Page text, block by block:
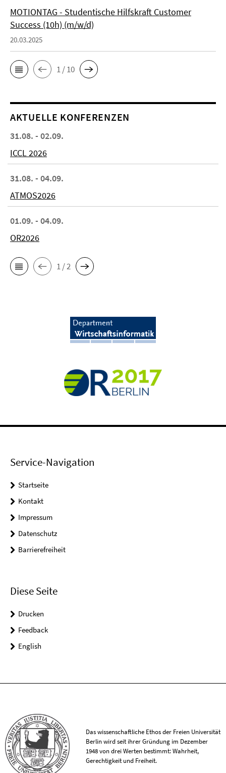
MOTIONTAG - Studentische Hilfskraft Customer
Success (10h) (m/w/d)
20.03.2025
1 / 10
AKTUELLE KONFERENZEN
31.08. - 02.09.
ICCL 2026
31.08. - 04.09.
ATMOS2026
01.09. - 04.09.
OR2026
1 / 2
Service-Navigation
Startseite
Kontakt
Impressum
Datenschutz
Barrierefreiheit
Diese Seite
Drucken
Feedback
English
Das wissenschaftliche Ethos der Freien Universität
Berlin wird seit ihrer Gründung im Dezember
1948 von drei Werten bestimmt: Wahrheit,
Gerechtigkeit und Freiheit.